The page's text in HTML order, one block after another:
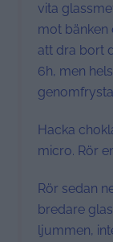
vita
mot bänken
att dra bort
6h, men
Hacka
micro. Rör
Rör sedan
bredare
ljummen,